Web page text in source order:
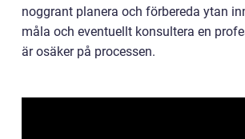
noggrant planera och förbereda ytan
måla och eventuellt konsultera en
är osäker på processen.